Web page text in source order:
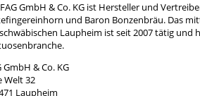
GmbH & Co. KG ist Hersteller und
und Baron Bonzenbräu. Das
Laupheim ist seit 2007 tätig und
GmbH & Co. KG
Welt 32
Laupheim